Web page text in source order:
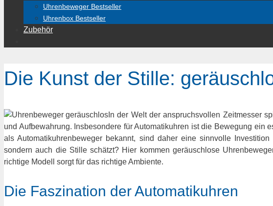
Uhrenbeweger Bestseller
Uhrenbox Bestseller
Zubehör
Die Kunst der Stille:
In der Welt der anspruchsvollen Zeitmesser
und Aufbewahrung. Insbesondere für Automatikuhren ist die Bewegung
als Automatikuhrenbeweger bekannt, sind daher eine sinnvolle
sondern auch die Stille schätzt? Hier kommen geräuschlose
richtige Modell sorgt für das richtige Ambiente.
Die Faszination der Automatikuhren